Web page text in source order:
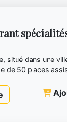
situé dans une
de 50 places